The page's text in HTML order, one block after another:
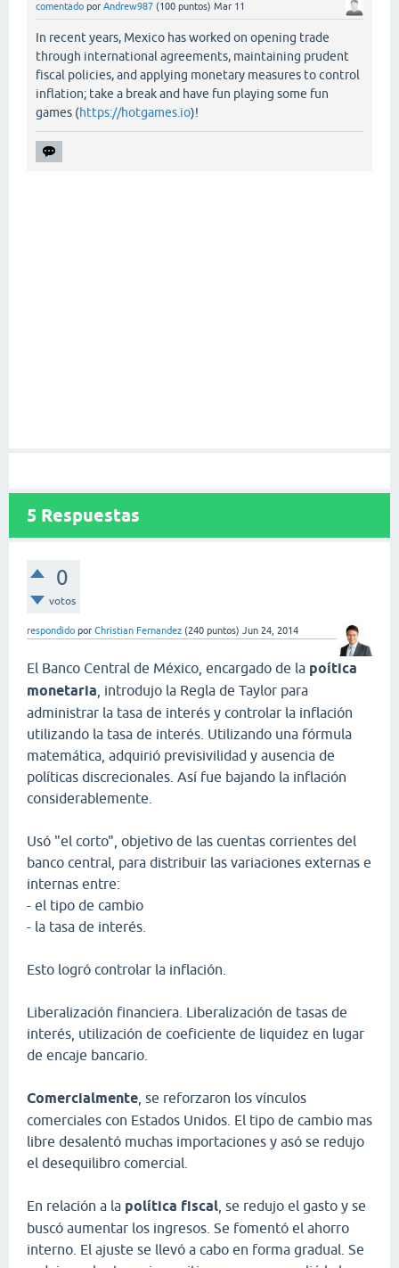
comentado por Andrew987 (100 puntos) Mar 11
In recent years, Mexico has worked on opening trade
through international agreements, maintaining prudent
fiscal policies, and applying monetary measures to control
inflation; take a break and have fun playing some fun
games (https://hotgames.io)!
5 Respuestas
0
votos
respondido por Christian Fernandez (240 puntos) Jun 24, 2014
El Banco Central de México, encargado de la poítica
monetaria , introdujo la Regla de Taylor para
administrar la tasa de interés y controlar la inflación
utilizando la tasa de interés. Utilizando una fórmula
matemática, adquirió previsivilidad y ausencia de
políticas discrecionales. Así fue bajando la inflación
considerablemente.
Usó "el corto", objetivo de las cuentas corrientes del
banco central, para distribuir las variaciones externas e
internas entre:
- el tipo de cambio
- la tasa de interés.
Esto logró controlar la inflación.
Liberalización financiera. Liberalización de tasas de
interés, utilización de coeficiente de liquidez en lugar
de encaje bancario.
Comercialmente , se reforzaron los vínculos
comerciales con Estados Unidos. El tipo de cambio mas
libre desalentó muchas importaciones y asó se redujo
el desequilibro comercial.
En relación a la política fiscal , se redujo el gasto y se
buscó aumentar los ingresos. Se fomentó el ahorro
interno. El ajuste se llevó a cabo en forma gradual. Se